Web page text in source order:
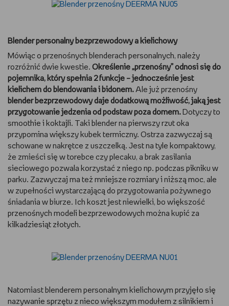
POD PATRONATEM EMPIKU
Blender personalny bezprzewodowy a kielichowy
Mówiąc o przenośnych blenderach personalnych, należy
rozróżnić dwie kwestie. Określenie „przenośny” odnosi się do
pojemnika, który spełnia 2 funkcje – jednocześnie jest
kielichem do blendowania i bidonem. Ale już przenośny
blender bezprzewodowy daje dodatkową możliwość, jaką jest
przygotowanie jedzenia od podstaw poza domem. Dotyczy to
smoothie i koktajli. Taki blender na pierwszy rzut oka
przypomina większy kubek termiczny. Ostrza zazwyczaj są
schowane w nakrętce z uszczelką. Jest na tyle kompaktowy,
że zmieści się w torebce czy plecaku, a brak zasilania
sieciowego pozwala korzystać z niego np. podczas pikniku w
parku. Zazwyczaj ma też mniejsze rozmiary i niższą moc, ale
w zupełności wystarczającą do przygotowania pożywnego
śniadania w biurze. Ich koszt jest niewielki, bo większość
przenośnych modeli bezprzewodowych można kupić za
kilkadziesiąt złotych.
Natomiast blenderem personalnym kielichowym przyjęło się
nazywanie sprzętu z nieco większym modułem z silnikiem i